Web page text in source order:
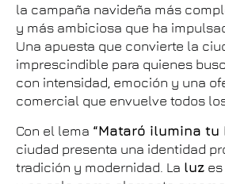
la campaña navideña más
y más ambiciosa que ha
Una apuesta que convierte la
imprescindible para quienes
con intensidad, emoción y una
comercial que envuelve todos
Con el lema “Mataró ilumina tu
ciudad presenta una identidad
tradición y modernidad. La luz